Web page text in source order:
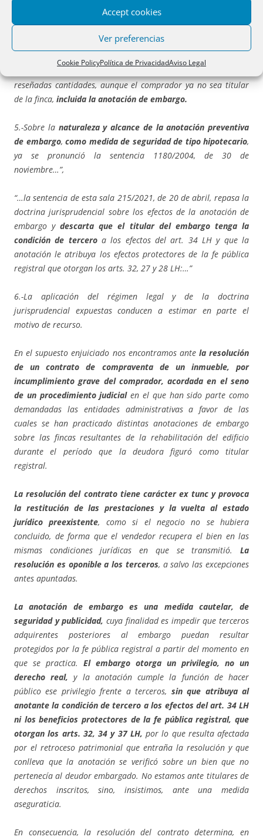
Accept cookies
Ver preferencias
Cookie PolicyPolítica de PrivacidadAviso Legal
En definitiva, como recuerda la doctrina,
de tutelarno sólo el interés del comprador cuya titularidad se
resuelve o de los titulares de derechos inscritos o anotados con
reseñadas cantidades, aunque el comprador ya no sea titular
de la finca, incluida la anotación de embargo.
5.-Sobre la naturaleza y alcance de la anotación preventiva
de embargo, como medida de seguridad de tipo hipotecario,
ya se pronunció la sentencia 1180/2004, de 30 de
noviembre…”,
“…la sentencia de esta sala 215/2021, de 20 de abril, repasa la
doctrina jurisprudencial sobre los efectos de la anotación de
embargo ydescarta que el titular del embargo tenga la
condición de tercero a los efectos del art. 34 LH y que la
anotación le atribuya los efectos protectores de la fe pública
registral que otorgan los arts. 32, 27 y 28 LH:…”
6.-La aplicación del régimen legal y de la doctrina
jurisprudencial expuestas conducen a estimar en parte el
motivo de recurso.
En el supuesto enjuiciado nos encontramos ante la resolución
de un contrato de compraventa de un inmueble, por
incumplimiento grave del comprador, acordada en el seno
de un procedimiento judicialen el que han sido parte como
demandadas las entidades administrativas a favor de las
cuales se han practicado distintas anotaciones de embargo
sobre las fincas resultantes de la rehabilitación del edificio
durante el período que la deudora figuró como titular
registral.
La resolución del contrato tiene carácter ex tunc y provoca
la restitución de las prestaciones y la vuelta al estado
jurídico preexistente, como si el negocio no se hubiera
concluido, de forma que el vendedor recupera el bien en las
mismas condiciones jurídicas en que se transmitió. La
resolución es oponible a los terceros, a salvo las excepciones
antes apuntadas.
La anotación de embargo es una medida cautelar, de
seguridad y publicidad, cuya finalidad es impedir que terceros
adquirentes posteriores al embargo puedan resultar
protegidos por la fe pública registral a partir del momento en
que se practica. El embargo otorga un privilegio, no un
derecho real, y la anotación cumple la función de hacer
público ese privilegio frente a terceros, sin que atribuya al
anotante la condición de tercero a los efectos del art. 34 LH
ni los beneficios protectores de la fe pública registral, que
otorgan los arts. 32, 34 y 37 LH, por lo que resulta afectada
por el retroceso patrimonial que entraña la resolución y que
conlleva que la anotación se verificó sobre un bien que no
pertenecía al deudor embargado. No estamos ante titulares de
derechos inscritos, sino, insistimos, ante una medida
aseguraticia.
En consecuencia, la resolución del contrato determina, en